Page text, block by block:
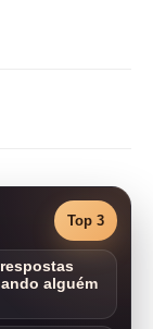
Top 3
alguém